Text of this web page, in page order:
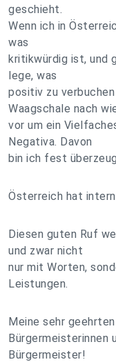
geschieht.
Wenn ich in
was
kritikwürdig ist, und
lege, was
positiv zu
Waagschale nach
vor um ein
Negativa. Davon
bin ich fest
Österreich hat
Diesen guten Ruf
und zwar nicht
nur mit Worten,
Leistungen.
Meine sehr
Bürgermeisterinnen
Bürgermeister!